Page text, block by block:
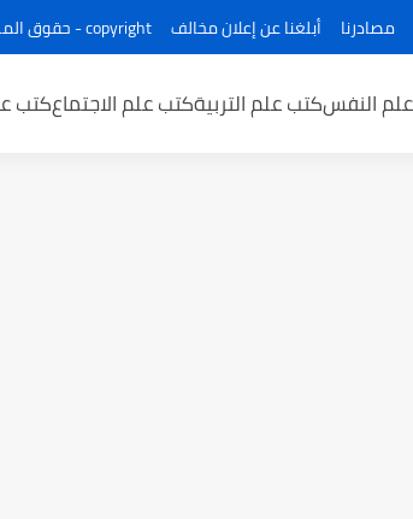
مصادرنا أبلغنا عن إعلان مخالف copyright - حقوق الملكية
النفسكتب علم التربيةكتب علم الاجتماعكتب